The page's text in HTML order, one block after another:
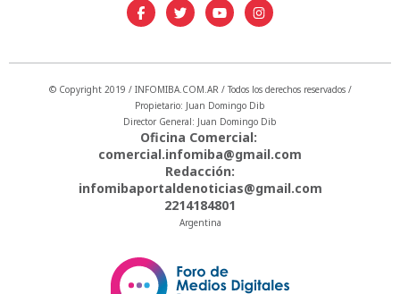
© Copyright 2019 / INFOMIBA.COM.AR / Todos los derechos reservados /
Propietario: Juan Domingo Dib
Director General: Juan Domingo Dib
Oficina Comercial:
comercial.infomiba@gmail.com
Redacción:
infomibaportaldenoticias@gmail.com
2214184801
Argentina